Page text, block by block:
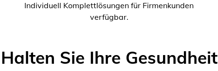
Individuell Komplettlösungen für Firmenkunden
verfügbar.
Halten Sie Ihre Gesundheit